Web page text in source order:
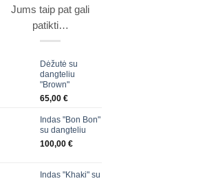
Jums taip pat gali
patikti…
Dėžutė su
dangteliu
"Brown"
65,00 €
Indas "Bon Bon"
su dangteliu
100,00 €
Indas "Khaki" su